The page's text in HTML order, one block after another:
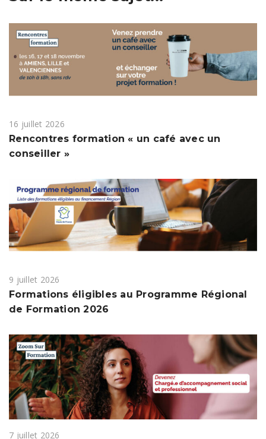
16 juillet 2026
Rencontres formation « un café avec un
conseiller »
9 juillet 2026
Formations éligibles au Programme Régional
de Formation 2026
7 juillet 2026